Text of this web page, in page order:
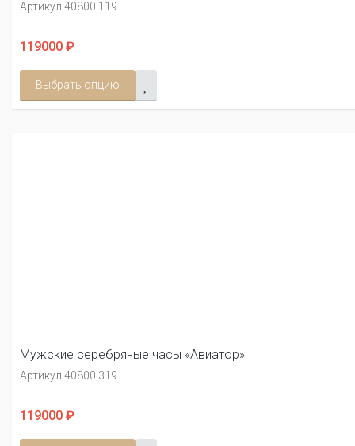
Артикул:40800.119
119000 ₽
Выбрать опцию
Мужские серебряные часы «Авиатор»
Артикул:40800.319
119000 ₽